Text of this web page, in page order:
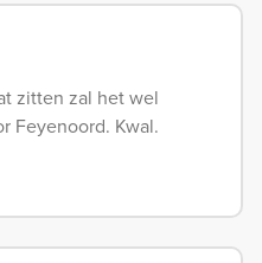
zitten zal het wel
Feyenoord. Kwal.